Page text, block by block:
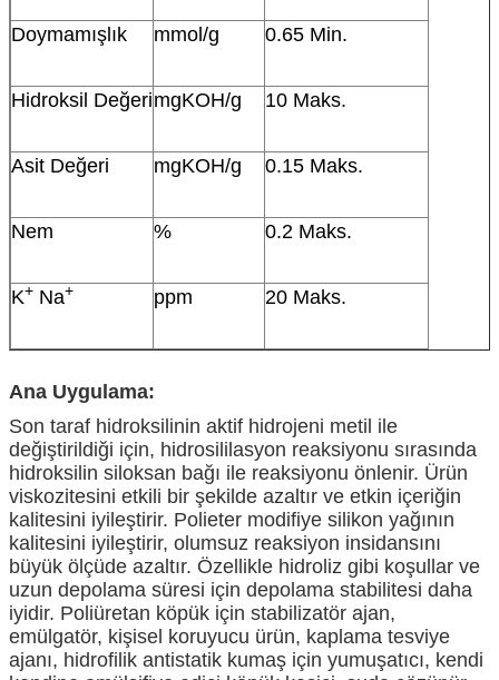
Doymamışlık mmol/g 0.65 Min.
Hidroksil DeğerimgKOH/g 10 Maks.
Asit Değeri mgKOH/g 0.15 Maks.
Nem % 0.2 Maks.
K+ Na+ ppm 20 Maks.
Ana Uygulama:
Son taraf hidroksilinin aktif hidrojeni metil ile
değiştirildiği için, hidrosililasyon reaksiyonu sırasında
hidroksilin siloksan bağı ile reaksiyonu önlenir. Ürün
viskozitesini etkili bir şekilde azaltır ve etkin içeriğin
kalitesini iyileştirir. Polieter modifiye silikon yağının
kalitesini iyileştirir, olumsuz reaksiyon insidansını
büyük ölçüde azaltır. Özellikle hidroliz gibi koşullar ve
uzun depolama süresi için depolama stabilitesi daha
iyidir. Poliüretan köpük için stabilizatör ajan,
emülgatör, kişisel koruyucu ürün, kaplama tesviye
ajanı, hidrofilik antistatik kumaş için yumuşatıcı, kendi